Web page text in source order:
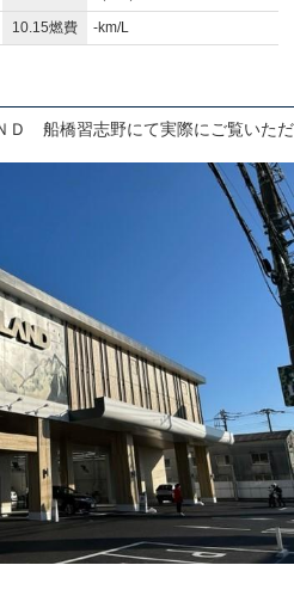
10.15燃費 -km/L
Ｄ 船橋習志野にて実際にご覧いただ